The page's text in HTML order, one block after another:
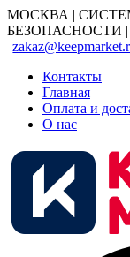
МОСКВА |
БЕЗОПАСНОСТИ |
Контакты
Главная
Оплата и
О нас